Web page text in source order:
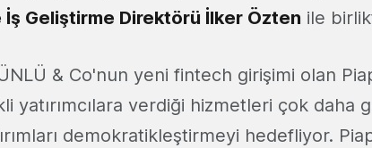
İş Geliştirme Direktörü İlker Özten ile
& Co'nun yeni fintech girişimi olan
yatırımcılara verdiği hizmetleri çok daha
demokratikleştirmeyi hedefliyor.